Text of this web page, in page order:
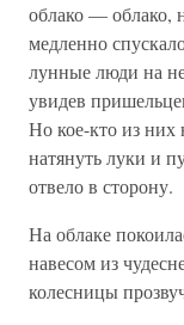
облако — облако,
медленно
лунные люди на
увидев
Но кое-кто из них
натянуть луки и
отвело в сторону.
На облаке
навесом из
колесницы